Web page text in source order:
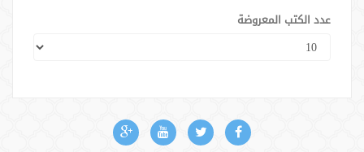
عدد الكتب المعروضة